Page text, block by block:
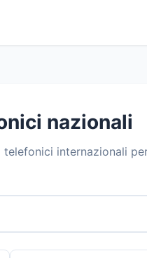
nazionali
internazionali